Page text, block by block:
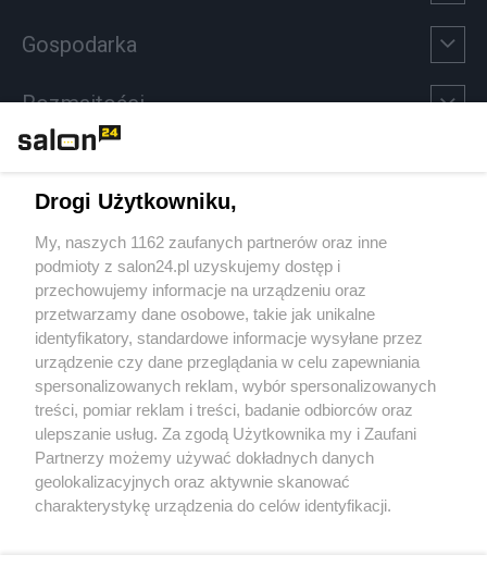
Gospodarka
Rozmaitości
Sport
Społeczeństwo
Kultura
X Facebook Instagram Youtube
Drogi Użytkowniku,
My, naszych 1162 zaufanych partnerów oraz inne
podmioty z salon24.pl uzyskujemy dostęp i
przechowujemy informacje na urządzeniu oraz
przetwarzamy dane osobowe, takie jak unikalne
identyfikatory, standardowe informacje wysyłane przez
urządzenie czy dane przeglądania w celu zapewniania
spersonalizowanych reklam, wybór spersonalizowanych
treści, pomiar reklam i treści, badanie odbiorców oraz
ulepszanie usług. Za zgodą Użytkownika my i Zaufani
Partnerzy możemy używać dokładnych danych
geolokalizacyjnych oraz aktywnie skanować
charakterystykę urządzenia do celów identyfikacji.